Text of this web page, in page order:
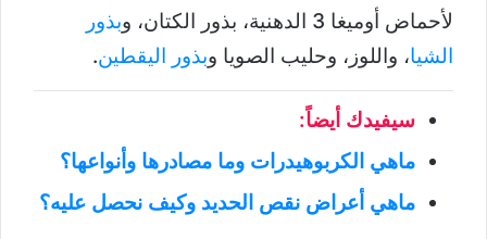
لأحماض أوميغا 3 الدهنية، بذور الكتان، و
بذور
الشيا، واللوز، وحليب الصويا وبذور اليقطين.
سيفيدك أيضاً:
ماهي الكربوهيدرات وما مصادرها وأنواعها؟
ماهي أعراض نقص الحديد وكيف نحصل عليه؟